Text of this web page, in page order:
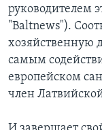
руководителем
"Baltnews").
хозяйственную
самым
европейском
член